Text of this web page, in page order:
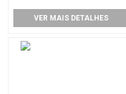
VER MAIS DETALHES